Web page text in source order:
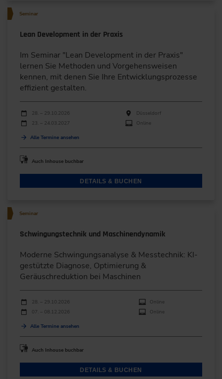
Seminar
Lean Development in der Praxis
Im Seminar "Lean Development in der Praxis"
lernen Sie Methoden und Vorgehensweisen
kennen, mit denen Sie Ihre Entwicklungsprozesse
effizient gestalten.
Durchführungen
Veranstaltungsdatum
28. – 29.10.2026
Düsseldorf
23. – 24.03.2027
Online
Alle Termine ansehen
Auch Inhouse buchbar
DETAILS & BUCHEN
Seminar
Schwingungstechnik und Maschinendynamik
Moderne Schwingungsanalyse & Messtechnik: KI-
gestützte Diagnose, Optimierung &
Geräuschreduktion bei Maschinen
Durchführungen
Veranstaltungsdatum
28. – 29.10.2026
Online
07. – 08.12.2026
Online
Alle Termine ansehen
Auch Inhouse buchbar
DETAILS & BUCHEN